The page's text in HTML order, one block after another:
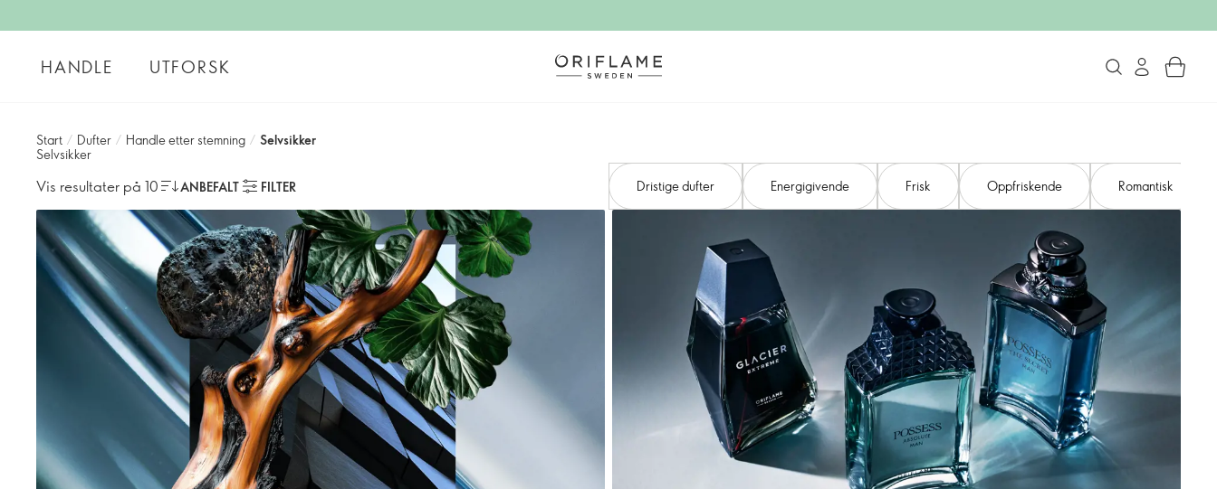
HANDLE UTFORSK
Start / Dufter / Handle etter stemning / Selvsikker
Selvsikker
Vis resultater på 10 ANBEFALT FILTER Dristige dufter Energigivende Frisk Oppfriskende Romantisk